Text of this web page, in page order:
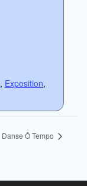
, Exposition,
Danse Ô Tempo